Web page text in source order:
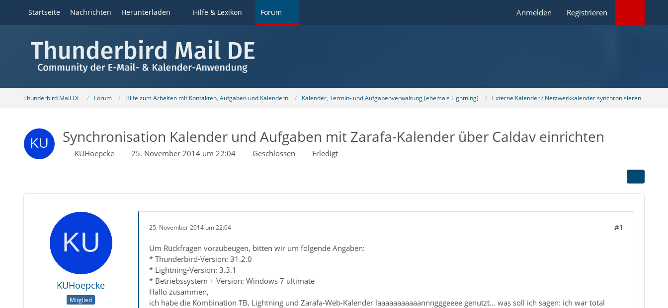
Startseite Nachrichten Herunterladen Hilfe & Lexikon Forum Anmelden Registrieren
Thunderbird Mail DE Forum Hilfe zum Arbeiten mit Kontakten, Aufgaben und Kalendern Kalender, Termin- und Aufgabenverwaltung (ehemals Lightning) Externe Kalender / Netzwerkkalender synchronisieren
Synchronisation Kalender und Aufgaben mit Zarafa-Kalender über Caldav einrichten
KUHoepcke 25. November 2014 um 22:04 Geschlossen Erledigt
KUHoepcke
Mitglied
25. November 2014 um 22:04 #1
Um Rückfragen vorzubeugen, bitten wir um folgende Angaben:
* Thunderbird-Version: 31.2.0
* Lightning-Version: 3.3.1
* Betriebssystem + Version: Windows 7 ultimate
Hallo zusammen,
ich habe die Kombination TB, Lightning und Zarafa-Web-Kalender laaaaaaaaaaannngggeeee genutzt... was soll ich sagen: ich war total